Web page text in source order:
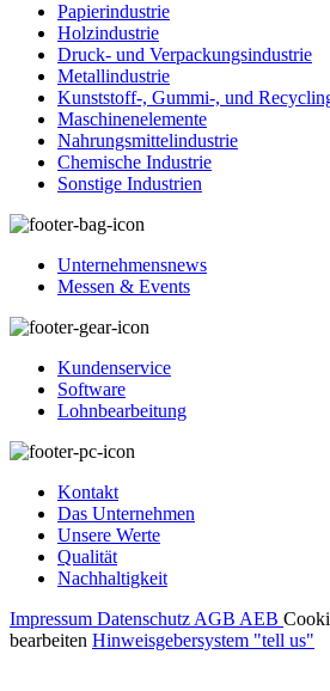
Papierindustrie
Holzindustrie
Druck- und Verpackungsindustrie
Metallindustrie
Kunststoff-, Gummi-, und
Maschinenelemente
Nahrungsmittelindustrie
Chemische Industrie
Sonstige Industrien
Unternehmensnews
Messen & Events
Kundenservice
Software
Lohnbearbeitung
Kontakt
Das Unternehmen
Unsere Werte
Qualität
Nachhaltigkeit
Impressum Datenschutz AGB AEB
bearbeiten Hinweisgebersystem "tell us"